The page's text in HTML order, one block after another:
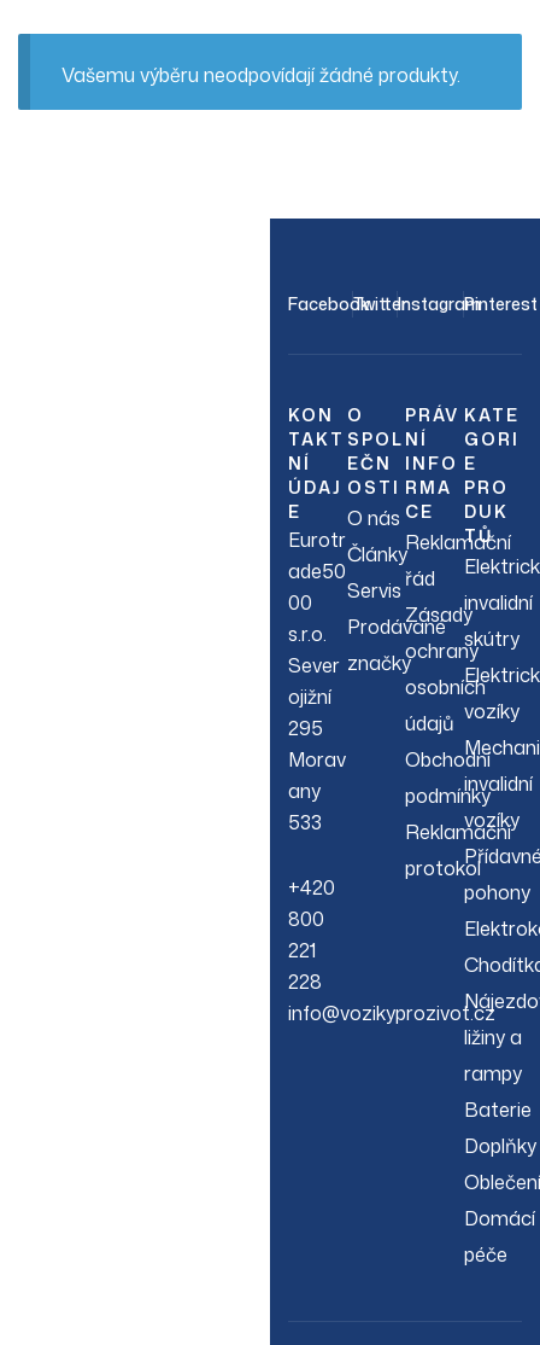
Vašemu výběru neodpovídají žádné produkty.
FacebookTwitterInstagramPinterest
KON
TAKT
NÍ
ÚDAJ
E
Eurotr
ade50
00
s.r.o.
Sever
ojižní
295
Morav
any
533
+420
800
221
228
info@vozikyprozivot.cz
O
SPOL
EČN
OSTI
O nás
Články
Servis
Prodávané
značky
PRÁV
NÍ
INFO
RMA
CE
Reklamační
řád
Zásady
ochrany
osobních
údajů
Obchodní
podmínky
Reklamační
protokol
KATE
GORI
E
PRO
DUK
TŮ
invalidní
skútry
vozíky
invalidní
vozíky
pohony
ližiny a
rampy
Baterie
Doplňky
Oblečení
Domácí
péče